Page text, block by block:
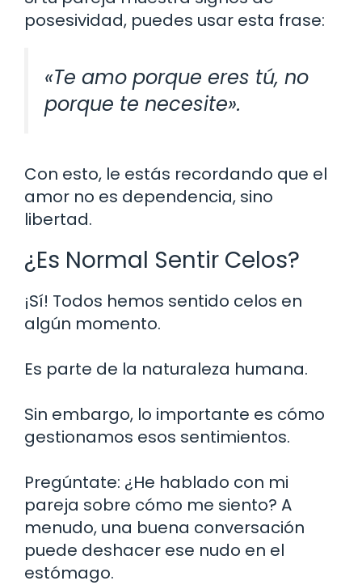
posesividad, puedes usar esta frase:
«Te amo porque eres tú, no
porque te necesite».
Con esto, le estás recordando que el
amor no es dependencia, sino
libertad.
¿Es Normal Sentir Celos?
¡Sí! Todos hemos sentido celos en
algún momento.
Es parte de la naturaleza humana.
Sin embargo, lo importante es cómo
gestionamos esos sentimientos.
Pregúntate: ¿He hablado con mi
pareja sobre cómo me siento? A
menudo, una buena conversación
puede deshacer ese nudo en el
estómago.